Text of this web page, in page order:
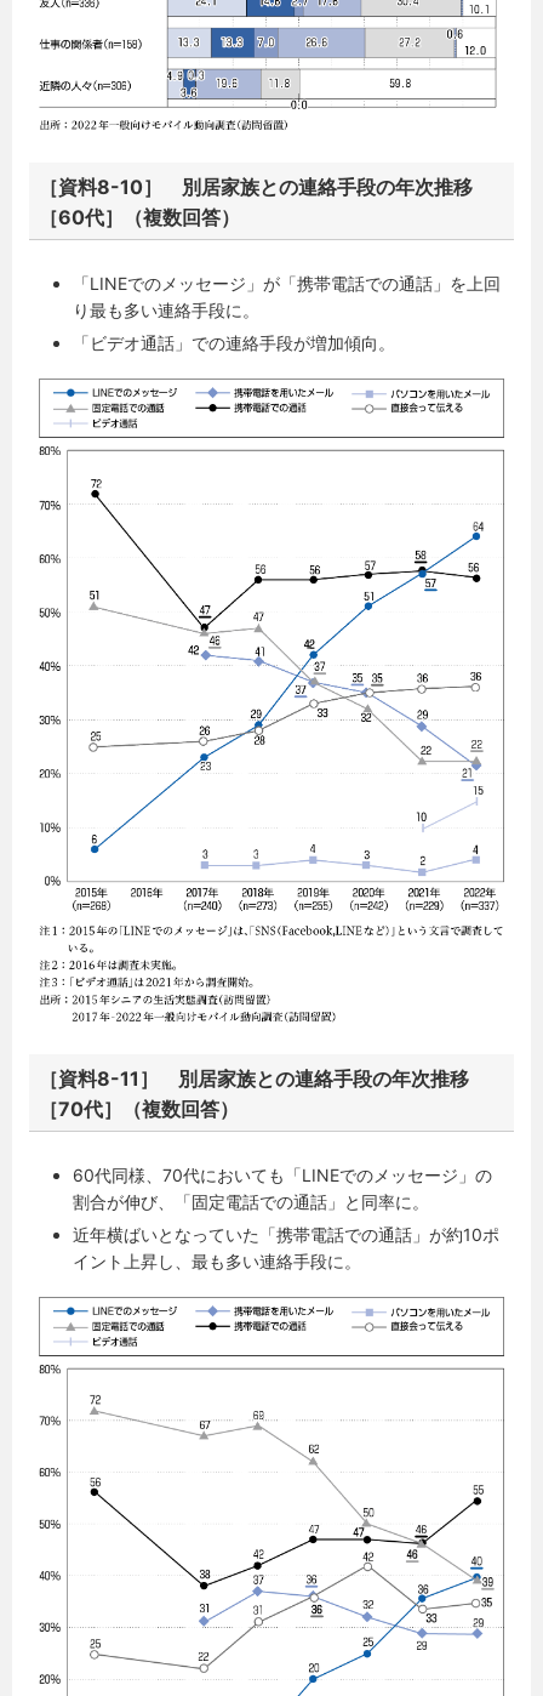
［資料8-10］ 別居家族との連絡手段の年次推移
［60代］（複数回答）
「LINEでのメッセージ」が「携帯電話での通話」を上回
り最も多い連絡手段に。
「ビデオ通話」での連絡手段が増加傾向。
［資料8-11］ 別居家族との連絡手段の年次推移
［70代］（複数回答）
60代同様、70代においても「LINEでのメッセージ」の
割合が伸び、「固定電話での通話」と同率に。
近年横ばいとなっていた「携帯電話での通話」が約10ポ
イント上昇し、最も多い連絡手段に。